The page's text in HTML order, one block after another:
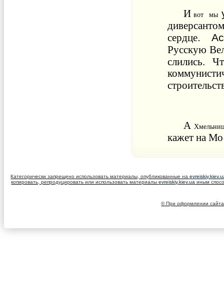
И вот мы
сердце.
Русскую
слились.
А
кажет на
Категорически запрещено использовать материалы, опубликованные на
копировать, репродуцировать или использовать материалыevreiskiy.kiev.ua иным
© При оформлении сайта